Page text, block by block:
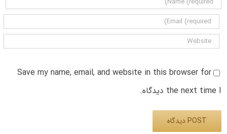
Save my name, email, and website in this browser for
the next time I دیدگاه.